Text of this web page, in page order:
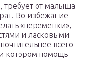
от малыша
Во избежание
«переменки»,
и ласковыми
всего
котором помощь